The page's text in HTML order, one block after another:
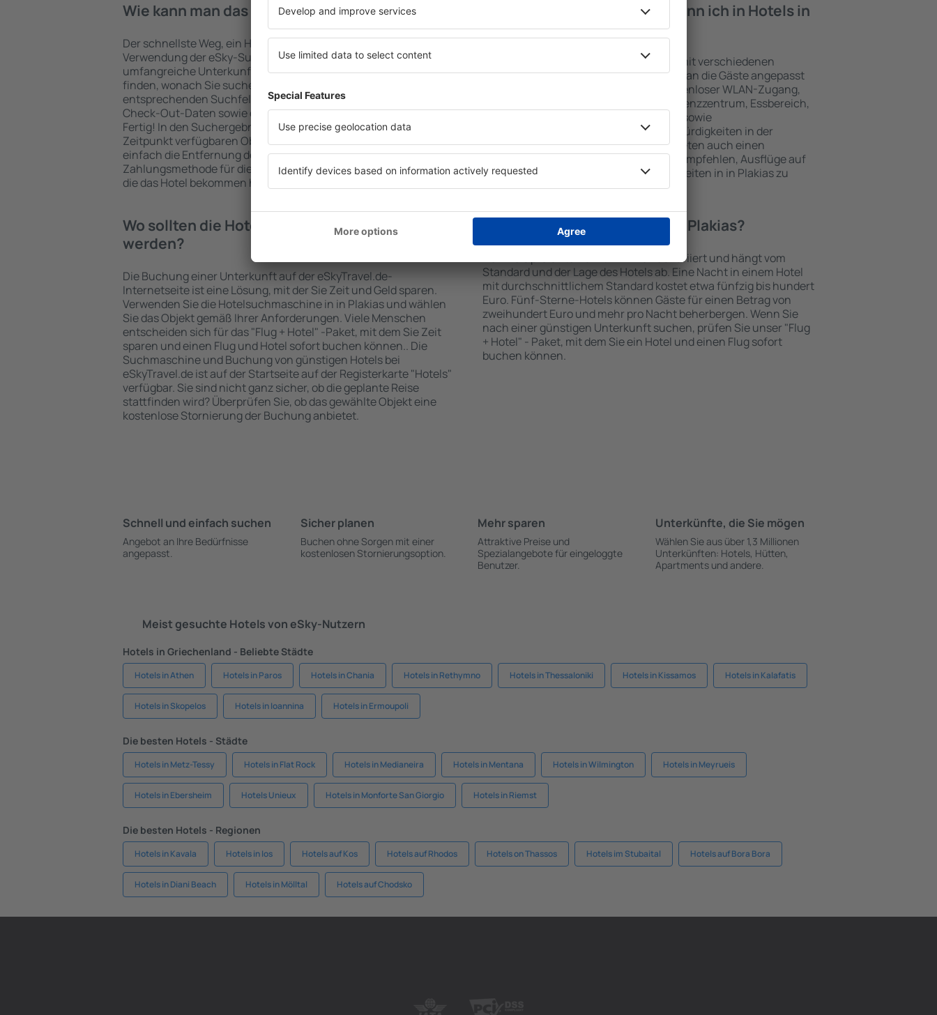
Wie kann man das Hotel in in Plakias finden?
Der schnellste Weg, ein Hotel in Plakias zu finden, ist die
Verwendung der eSky-Suchmaschine für Unterkünfte. Eine
umfangreiche Unterkunftsbasis garantiert, dass Sie gerade das
finden, wonach Sie suchen. Geben Sie den Reiseort in die
entsprechenden Suchfelder ein, wählen Sie die Check-In- und
Check-Out-Daten sowie die Anzahl der Gäste und Zimmer aus.
Fertig! In den Suchergebnissen werden die zum angegebenen
Zeitpunkt verfügbaren Objekte angezeigt. Sie können ganz
einfach die Entfernung des Hotels vom Zentrum, die
Zahlungsmethode für die Unterkunft oder die Anzahl der Sterne,
die das Hotel bekommen hat, überprüfen.
Welche Annehmlichkeiten kann ich in Hotels in
in Plakias finden?
Hotels in in Plakias sind Einrichtungen mit verschiedenen
Standards sowie Annehmlichkeiten, die an die Gäste angepasst
sind . Zu den beliebtesten gehören kostenloser WLAN-Zugang,
SPA-Zone, Bar / Safe im Zimmer, Konferenzzentrum, Essbereich,
Kinderspielecke, kostenlose Parkplätze sowie
Informationsbroschüren über Sehenswürdigkeiten in der
Umgebung. Einige der Einrichtungen bieten auch einen
Transport vom/zum Flughafen an oder empfehlen, Ausflüge auf
den Spuren der größten Sehenswürdigkeiten in in Plakias zu
unternehmen.
Wo sollten die Hotels in in Plakias gebucht
werden?
Die Buchung einer Unterkunft auf der eSkyTravel.de-
Internetseite ist eine Lösung, mit der Sie Zeit und Geld sparen.
Verwenden Sie die Hotelsuchmaschine in in Plakias und wählen
Sie das Objekt gemäß Ihrer Anforderungen. Viele Menschen
entscheiden sich für das "Flug + Hotel" -Paket, mit dem Sie Zeit
sparen und einen Flug und Hotel sofort buchen können.. Die
Suchmaschine und Buchung von günstigen Hotels bei
eSkyTravel.de ist auf der Startseite auf der Registerkarte "Hotels"
verfügbar. Sie sind nicht ganz sicher, ob die geplante Reise
stattfinden wird? Überprüfen Sie, ob das gewählte Objekt eine
kostenlose Stornierung der Buchung anbietet.
Wie viel kostet ein Hotel in in Plakias?
Der Preis pro Unterkunft in in Plakias variiert und hängt vom
Standard und der Lage des Hotels ab. Eine Nacht in einem Hotel
mit durchschnittlichem Standard kostet etwa fünfzig bis hundert
Euro. Fünf-Sterne-Hotels können Gäste für einen Betrag von
zweihundert Euro und mehr pro Nacht beherbergen. Wenn Sie
nach einer günstigen Unterkunft suchen, prüfen Sie unser "Flug
+ Hotel" - Paket, mit dem Sie ein Hotel und einen Flug sofort
buchen können.
Schnell und einfach suchen
Angebot an Ihre Bedürfnisse
angepasst.
Sicher planen
Buchen ohne Sorgen mit einer
kostenlosen Stornierungsoption.
Mehr sparen
Attraktive Preise und
Spezialangebote für eingeloggte
Benutzer.
Unterkünfte, die Sie mögen
Wählen Sie aus über 1,3 Millionen
Unterkünften: Hotels, Hütten,
Apartments und andere.
Meist gesuchte Hotels von eSky-Nutzern
Hotels in Griechenland - Beliebte Städte
Hotels in Athen Hotels in Paros Hotels in Chania Hotels in Rethymno Hotels in Thessaloniki Hotels in Kissamos Hotels in Kalafatis
Hotels in Skopelos Hotels in Ioannina Hotels in Ermoupoli
Die besten Hotels - Städte
Hotels in Metz-Tessy Hotels in Flat Rock Hotels in Medianeira Hotels in Mentana Hotels in Wilmington Hotels in Meyrueis
Hotels in Ebersheim Hotels Unieux Hotels in Monforte San Giorgio Hotels in Riemst
Die besten Hotels - Regionen
Hotels in Kavala Hotels in Ios Hotels auf Kos Hotels auf Rhodos Hotels on Thassos Hotels im Stubaital Hotels auf Bora Bora
Hotels in Diani Beach Hotels in Mölltal Hotels auf Chodsko